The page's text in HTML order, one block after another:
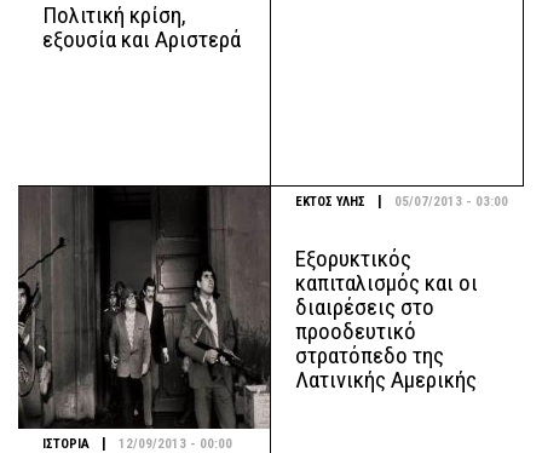
Πολιτική κρίση,
εξουσία και Αριστερά
ΙΣΤΟΡΙΑ | 12/09/2013 - 00:00
ΕΚΤΟΣ ΥΛΗΣ 05/07/2013 - 03:00
Εξορυκτικός
καπιταλισμός και οι
διαιρέσεις στο
προοδευτικό
στρατόπεδο της
Λατινικής Αμερικής